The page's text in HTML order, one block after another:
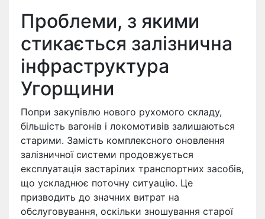
Проблеми, з якими
стикається залізнична
інфраструктура
Угорщини
Попри закупівлю нового рухомого складу,
більшість вагонів і локомотивів залишаються
старими. Замість комплексного оновлення
залізничної системи продовжується
експлуатація застарілих транспортних засобів,
що ускладнює поточну ситуацію. Це
призводить до значних витрат на
обслуговування, оскільки зношування старої